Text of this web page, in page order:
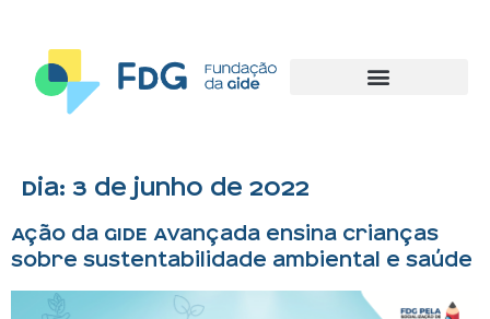
Dia: 3 de junho de 2022
Ação da GIDE Avançada ensina crianças
sobre sustentabilidade ambiental e saúde